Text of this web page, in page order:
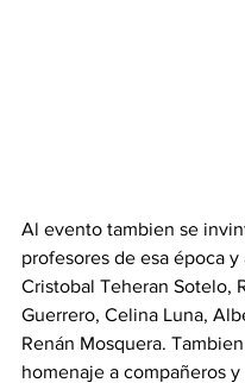
Al evento tambien se
profesores de esa época y
Cristobal Teheran Sotelo,
Guerrero, Celina Luna,
Renán Mosquera.
homenaje a compañeros